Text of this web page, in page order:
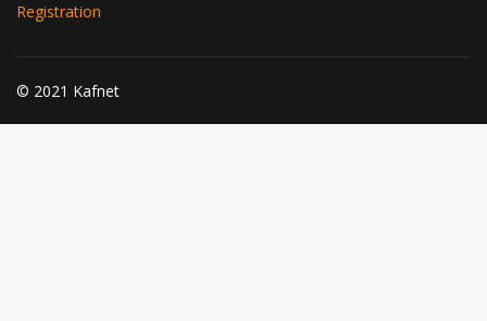
Registration
© 2021 Kafnet